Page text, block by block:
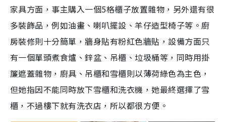
家具方面，事主購入一個5格櫃子放置雜物，另外還有很
多裝飾品，例如油畫、喇叭擺設、羊仔造型椅子等。廚
房裝修則十分簡單，牆身貼有粉紅色牆貼，設備方面只
有一個單頭煮食爐、鋅盆、吊櫃、垃圾桶等，同時用掛
簾遮蓋雜物，廚具、吊櫃和雪櫃則以薄荷綠色為主色，
但她指因不能同時放下雪櫃和洗衣機，她最終選擇了雪
櫃，不過樓下就有洗衣店，所以都很方便。